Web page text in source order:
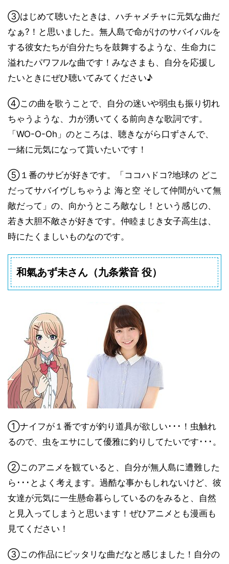
③はじめて聴いたときは、ハチャメチャに元気な曲だ
なぁ?！と思いました。無人島で命がけのサバイバルを
する彼女たちが自分たちを鼓舞するような、生命力に
溢れたパワフルな曲です！みなさまも、自分を応援し
たいときにぜひ聴いてみてください♪
④この曲を歌うことで、自分の迷いや弱虫も振り切れ
ちゃうような、力が湧いてくる前向きな歌詞です。
「WO-O-Oh」のところは、聴きながら口ずさんで、
一緒に元気になって貰いたいです！
⑤１番のサビが好きです。「ココハドコ?地球の どこ
だってサバイヴしちゃうよ 海と空 そして仲間がいて無
敵だって」の、向かうところ敵なし！という感じの、
若き大胆不敵さが好きです。仲睦まじき女子高生は、
時にたくましいものなのです。
和氣あず未さん （九条紫音 役）
①ナイフが１番ですが釣り道具が欲しい･･･！虫触れ
るので、虫をエサにして優雅に釣りしてたいです･･･。
②このアニメを観ていると、自分が無人島に遭難した
ら･･･とよく考えます。過酷な事かもしれないけど、彼
女達が元気に一生懸命暮らしているのをみると、自然
と見入ってしまうと思います！ぜひアニメとも漫画も
見てください！
③この作品にピッタリな曲だなと感じました！自分の